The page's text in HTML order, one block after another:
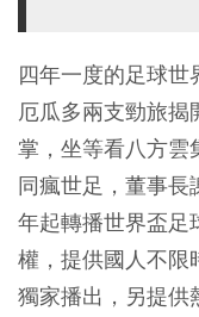
四年一度的足球
厄瓜多兩支勁旅
掌，坐等看八方雲
同瘋世足，董事
年起轉播世界盃足
權，提供國人不限
獨家播出，另提供